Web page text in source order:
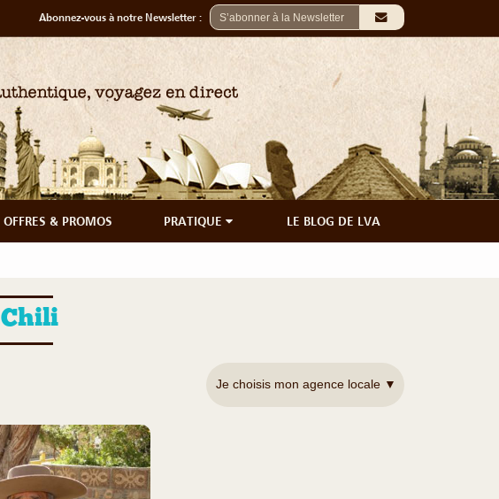
Abonnez-vous à notre Newsletter :
OFFRES & PROMOS PRATIQUE LE BLOG DE LVA
Chili